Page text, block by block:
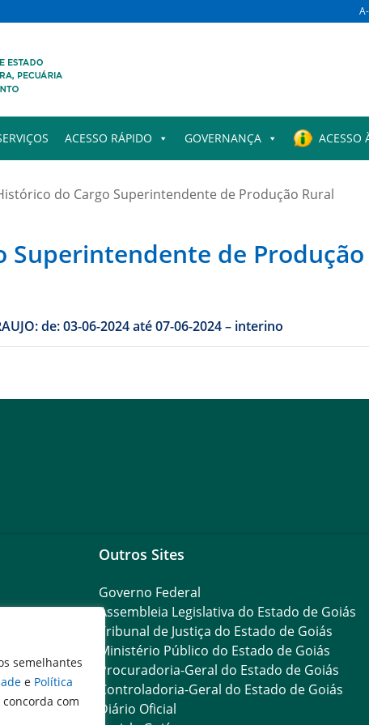
semelhantes
e Política
com
A-
ACESSO RÁPIDO GOVERNANÇA ACESSO
do Cargo Superintendente de Produção Rural
Superintendente de Produção
CRISTHIAN LORRAINE PIRES ARAUJO: de: 03-06-2024 até 07-06-2024 – interino
Outros Sites
Governo Federal
Assembleia Legislativa do Estado de Goiás
Tribunal de Justiça do Estado de Goiás
Ministério Público do Estado de Goiás
Procuradoria-Geral do Estado de Goiás
Controladoria-Geral do Estado de Goiás
Diário Oficial